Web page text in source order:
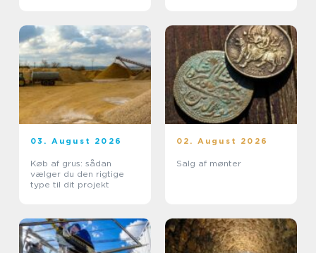
03. August 2026
Køb af grus: sådan
vælger du den rigtige
type til dit projekt
02. August 2026
Salg af mønter